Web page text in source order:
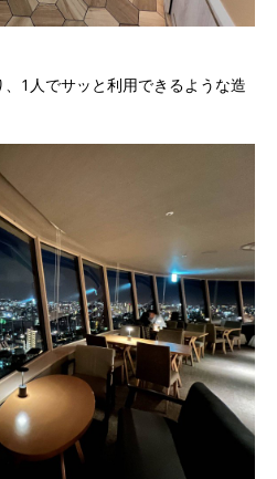
1人でサッと利用できるような造